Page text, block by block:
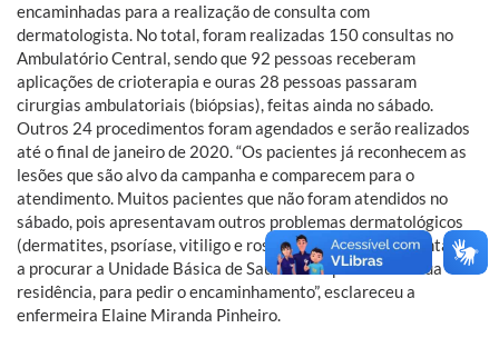
encaminhadas para a realização de consulta com
dermatologista. No total, foram realizadas 150 consultas no
Ambulatório Central, sendo que 92 pessoas receberam
aplicações de crioterapia e ouras 28 pessoas passaram
cirurgias ambulatoriais (biópsias), feitas ainda no sábado.
Outros 24 procedimentos foram agendados e serão realizados
até o final de janeiro de 2020. “Os pacientes já reconhecem as
lesões que são alvo da campanha e comparecem para o
atendimento. Muitos pacientes que não foram atendidos no
sábado, pois apresentavam outros problemas dermatológicos
(dermatites, psoríase, vitiligo e rosácea), mas foram orientados
a procurar a Unidade Básica de Saúde mais próxima de sua
residência, para pedir o encaminhamento”, esclareceu a
enfermeira Elaine Miranda Pinheiro.